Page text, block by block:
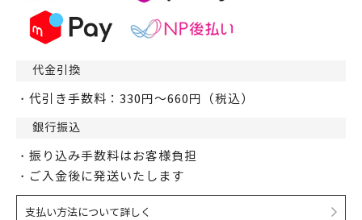
代金引換
・代引き手数料：330円～660円（税込）
銀行振込
・振り込み手数料はお客様負担
・ご入金後に発送いたします
支払い方法について詳しく